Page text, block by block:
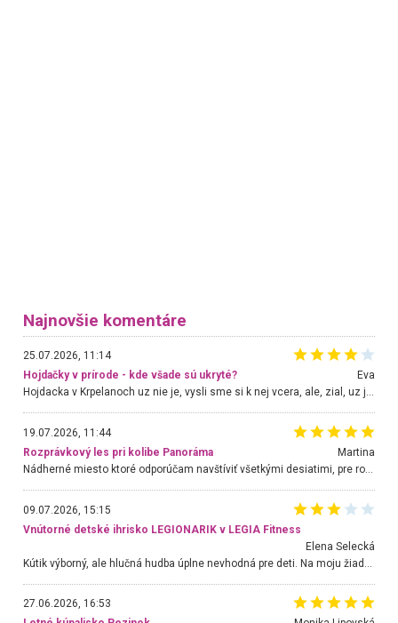
Najnovšie komentáre
25.07.2026, 11:14
Hojdačky v prírode - kde všade sú ukryté?
Eva
Hojdacka v Krpelanoch uz nie je, vysli sme si k nej vcera, ale, zial, uz je znicena. Ak sem planujete cestu len kvoli hojdacke, mozete si ju usetrit. Krasny vyhlad je tu vsak aj bez hojdacky :-)
19.07.2026, 11:44
Rozprávkový les pri kolibe Panoráma
Martina
Nádherné miesto ktoré odporúčam navštíviť všetkými desiatimi, pre rodiny s deťmi, dôchodcom... Proste a jednoducho ozaj rozprávkový les.. určite ešte prídeme. Odniesli sme si na pamiatku krásne tričká,
09.07.2026, 15:15
Vnútorné detské ihrisko LEGIONARIK v LEGIA Fitness
Elena Selecká
27.06.2026, 16:53